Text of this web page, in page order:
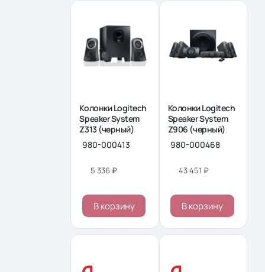
Колонки Logitech
Speaker System
Z313 (черный)
980-000413
5 336 ₽
В корзину
Колонки Logitech
Speaker System
Z906 (черный)
980-000468
43 451 ₽
В корзину